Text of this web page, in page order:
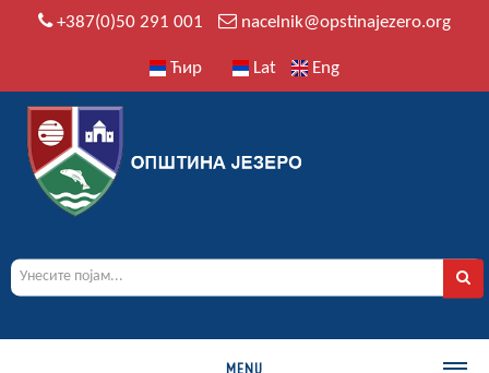
+387(0)50 291 001 nacelnik@opstinajezero.org
Ћир Lat Eng
MENU